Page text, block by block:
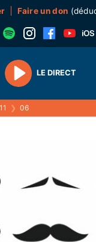
Faire un don
Play
LE DIRECT
11 ❯ 06